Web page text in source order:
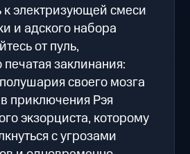
к электризующей смеси
и адского набора
от пуль,
заклинания:
своего мозга
приключения Рэя
экзорциста, которому
с угрозами